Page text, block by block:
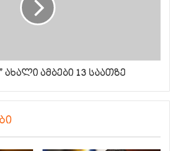
ახალი ამბები 13 საათზე